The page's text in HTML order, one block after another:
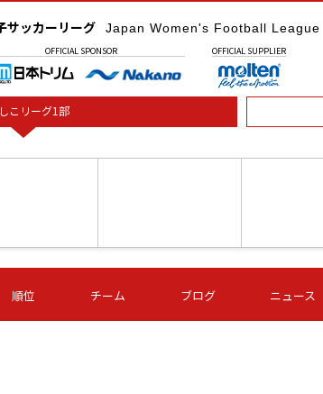
サッカーリーグ Japan Women's Football League
OFFICIAL SPONSOR OFFICIAL SUPPLIER
こリーグ1部
09/05 (土) 15:00
石人の星
-
第16節 09/05 (土) 16:00
ＡＧＦ
-
いちご
-
順位 チーム ブログ ニュース